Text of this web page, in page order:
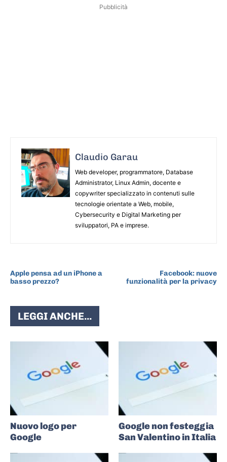
Pubblicità
Claudio Garau
Web developer, programmatore, Database
Administrator, Linux Admin, docente e
copywriter specializzato in contenuti sulle
tecnologie orientate a Web, mobile,
Cybersecurity e Digital Marketing per
sviluppatori, PA e imprese.
Apple pensa ad un iPhone a
basso prezzo?
Facebook: nuove
funzionalità per la privacy
LEGGI ANCHE...
Nuovo logo per
Google
Google non festeggia
San Valentino in Italia